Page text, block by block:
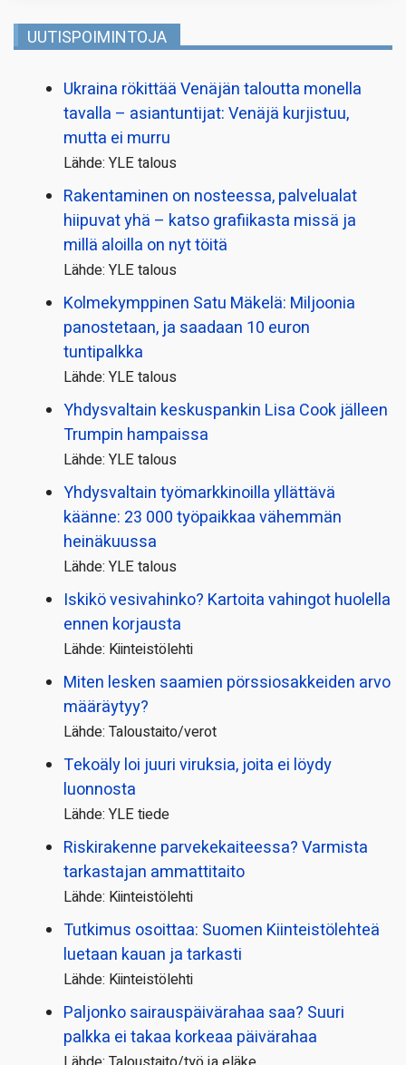
UUTISPOIMINTOJA
Ukraina rökittää Venäjän taloutta monella
tavalla – asiantuntijat: Venäjä kurjistuu,
mutta ei murru
Lähde: YLE talous
Rakentaminen on nosteessa, palvelualat
hiipuvat yhä – katso grafiikasta missä ja
millä aloilla on nyt töitä
Lähde: YLE talous
Kolmekymppinen Satu Mäkelä: Miljoonia
panostetaan, ja saadaan 10 euron
tuntipalkka
Lähde: YLE talous
Yhdysvaltain keskuspankin Lisa Cook jälleen
Trumpin hampaissa
Lähde: YLE talous
Yhdysvaltain työmarkkinoilla yllättävä
käänne: 23 000 työpaikkaa vähemmän
heinäkuussa
Lähde: YLE talous
Iskikö vesivahinko? Kartoita vahingot huolella
ennen korjausta
Lähde: Kiinteistölehti
Miten lesken saamien pörssi­osakkeiden arvo
määräytyy?
Lähde: Taloustaito/verot
Tekoäly loi juuri viruksia, joita ei löydy
luonnosta
Lähde: YLE tiede
Riskirakenne parvekekaiteessa? Varmista
tarkastajan ammattitaito
Lähde: Kiinteistölehti
Tutkimus osoittaa: Suomen Kiinteistölehteä
luetaan kauan ja tarkasti
Lähde: Kiinteistölehti
Paljonko sairauspäivä­rahaa saa? Suuri
palkka ei takaa korkeaa päivärahaa